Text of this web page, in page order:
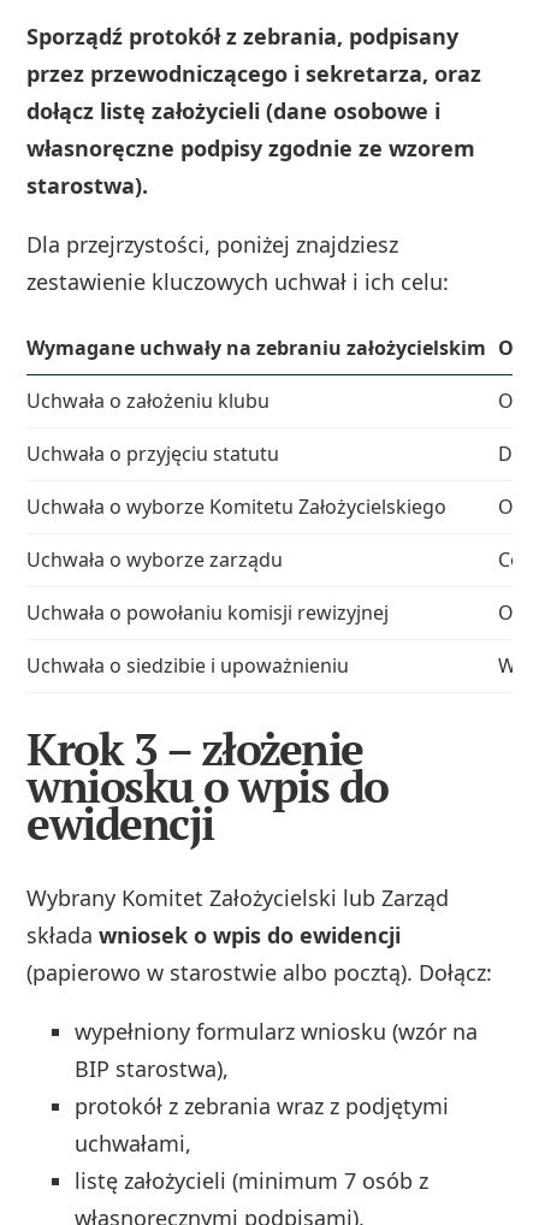
Sporządź protokół z zebrania, podpisany
przez przewodniczącego i sekretarza, oraz
dołącz listę założycieli (dane osobowe i
własnoręczne podpisy zgodnie ze wzorem
starostwa).
Dla przejrzystości, poniżej znajdziesz
zestawienie kluczowych uchwał i ich celu:
Wymagane uchwały na zebraniu założycielskim
Uchwała o założeniu klubu
Uchwała o przyjęciu statutu
Uchwała o wyborze Komitetu Założycielskiego
Uchwała o wyborze zarządu
Co
Uchwała o powołaniu komisji rewizyjnej
Uchwała o siedzibie i upoważnieniu
Krok 3 – złożenie
wniosku o wpis do
ewidencji
Wybrany Komitet Założycielski lub Zarząd
składawniosek o wpis do ewidencji
(papierowo w starostwie albo pocztą). Dołącz:
wypełniony formularz wniosku (wzór na
BIP starostwa),
protokół z zebrania wraz z podjętymi
uchwałami,
listę założycieli (minimum 7 osób z
własnoręcznymi podpisami),